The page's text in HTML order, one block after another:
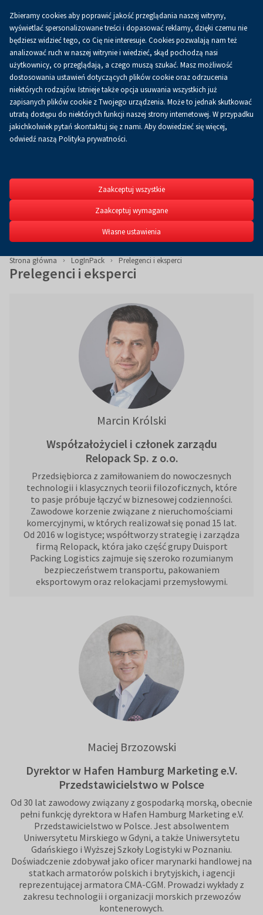
0.00 złKoszykPL
logistycznej i opakowań
Strona główna LogInPack Prelegenci i eksperci
Prelegenci i eksperci
Marcin Królski
Współzałożyciel i członek zarządu
Relopack Sp. z o.o.
Przedsiębiorca z zamiłowaniem do nowoczesnych
technologii i klasycznych teorii filozoficznych, które
to pasje próbuje łączyć w biznesowej codzienności.
Zawodowe korzenie związane z nieruchomościami
komercyjnymi, w których realizował się ponad 15 lat.
Od 2016 w logistyce; współtworzy strategię i zarządza
firmą Relopack, która jako część grupy Duisport
Packing Logistics zajmuje się szeroko rozumianym
bezpieczeństwem transportu, pakowaniem
eksportowym oraz relokacjami przemysłowymi.
Maciej Brzozowski
Dyrektor w Hafen Hamburg Marketing e.V.
Przedstawicielstwo w Polsce
Od 30 lat zawodowy związany z gospodarką morską, obecnie
pełni funkcję dyrektora w Hafen Hamburg Marketing e.V.
Przedstawicielstwo w Polsce. Jest absolwentem
Uniwersytetu Mirskiego w Gdyni, a także Uniwersytetu
Gdańskiego i Wyższej Szkoły Logistyki w Poznaniu.
Doświadczenie zdobywał jako oficer marynarki handlowej na
statkach armatorów polskich i brytyjskich, i agencji
reprezentującej armatora CMA-CGM. Prowadzi wykłady z
zakresu technologii i organizacji morskich przewozów
kontenerowych.
Zbieramy cookies aby poprawić jakość przeglądania naszej witryny,
wyświetlać spersonalizowane treści i dopasować reklamy, dzięki czemu nie
będziesz widzieć tego, co Cię nie interesuje. Cookies pozwalają nam też
analizować ruch w naszej witrynie i wiedzieć, skąd pochodzą nasi
użytkownicy, co przeglądają, a czego muszą szukać. Masz możliwość
dostosowania ustawień dotyczących plików cookie oraz odrzucenia
niektórych rodzajów. Istnieje także opcja usuwania wszystkich już
zapisanych plików cookie z Twojego urządzenia. Może to jednak skutkować
utratą dostępu do niektórych funkcji naszej strony internetowej. W przypadku
jakichkolwiek pytań skontaktuj się z nami. Aby dowiedzieć się więcej,
odwiedź naszą Polityka prywatności.
Zaakceptuj wszystkie
Zaakceptuj wymagane
Własne ustawienia